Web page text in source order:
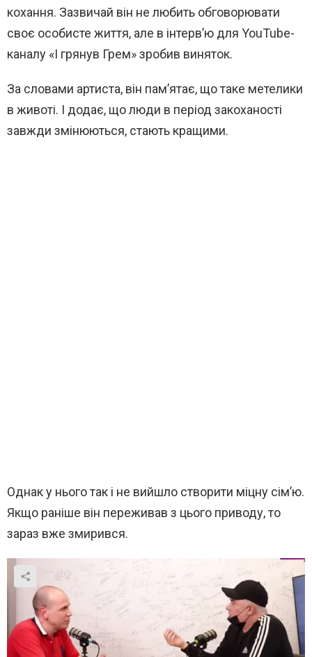
кохання. Зазвичай він не любить обговорювати
своє особисте життя, але в інтерв’ю для YouTube-
каналу «І грянув Грем» зробив виняток.
За словами артиста, він пам’ятає, що таке метелики
в животі. І додає, що люди в період закоханості
завжди змінюються, стають кращими.
Однак у нього так і не вийшло створити міцну сім’ю.
Якщо раніше він переживав з цього приводу, то
зараз вже змирився.